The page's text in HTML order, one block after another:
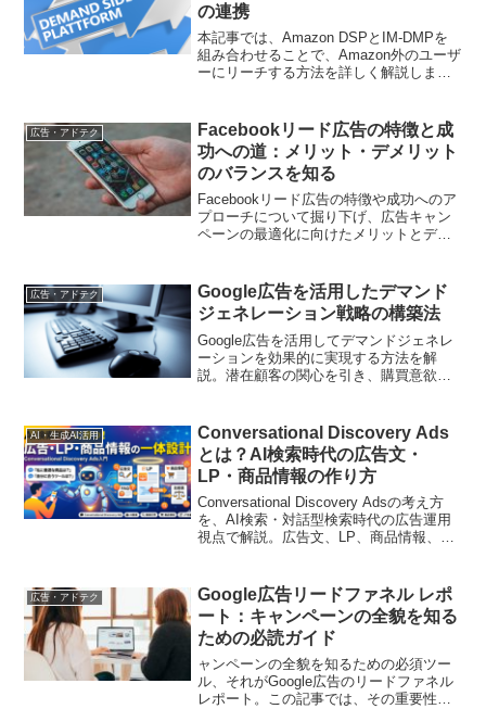
の連携
本記事では、Amazon DSPとIM-DMPを
組み合わせることで、Amazon外のユーザ
ーにリーチする方法を詳しく解説しま
ーチが可能になります。
広告・アドテク
Facebookリード広告の特徴と成
功への道：メリット・デメリット
のバランスを知る
Facebookリード広告の特徴や成功へのア
プローチについて掘り下げ、広告キャン
ペーンの最適化に向けたメリットとデメ
広告・アドテク
Google広告を活用したデマンド
ジェネレーション戦略の構築法
Google広告を活用してデマンドジェネレ
ーションを効果的に実現する方法を解
説。潜在顧客の関心を引き、購買意欲を
AI・生成AI活用
Conversational Discovery Ads
とは？AI検索時代の広告文・
LP・商品情報の作り方
Conversational Discovery Adsの考え方
を、AI検索・対話型検索時代の広告運用
視点で解説。広告文、LP、商品情報、
順を整理します
広告・アドテク
Google広告リードファネル レポ
ート：キャンペーンの全貌を知る
ための必読ガイド
ャンペーンの全貌を知るための必須ツー
ル、それがGoogle広告のリードファネル
レポート。この記事では、その重要性か